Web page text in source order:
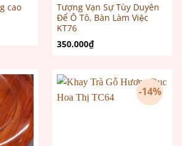
cao
Tượng Vạn Sự Tùy Duyên
Để Ô Tô, Bàn Làm Việc
KT76
350.000₫
-14%